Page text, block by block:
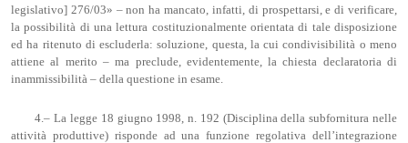
legislativo] 276/03» – non ha mancato, infatti, di prospettarsi, e di verificare,
la possibilità di una lettura costituzionalmente orientata di tale disposizione
ed ha ritenuto di escluderla: soluzione, questa, la cui condivisibilità o meno
attiene al merito – ma preclude, evidentemente, la chiesta declaratoria di
inammissibilità – della questione in esame.
4.– La legge 18 giugno 1998, n. 192 (Disciplina della subfornitura nelle
attività produttive) risponde ad una funzione regolativa dell’integrazione